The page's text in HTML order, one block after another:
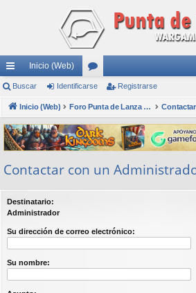
nl
ac
es
rá
pi
do
s
Inicio (Web)
or
os
Buscar Identificarse Registrarse
Inicio (Web) Foro Punta de Lanza Wargames
Contactar con un
Destinatario:
Administrador
Su dirección de correo electrónico:
Su nombre: